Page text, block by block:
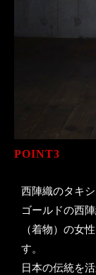
POINT3
西陣織のタキシ
ゴールドの西
（着物）の女
す。
日本の伝統を